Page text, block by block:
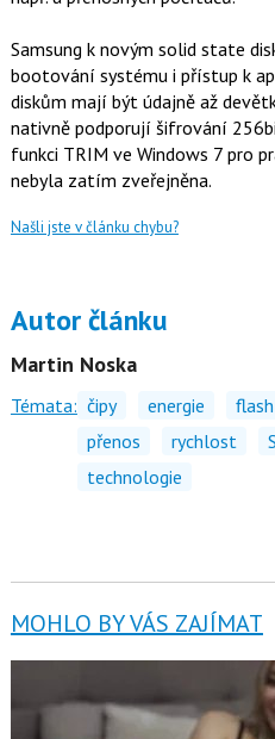
Samsung k novým solid state
bootování systému i přístup k
diskům mají být údajně až
nativně podporují šifrování
funkci TRIM ve Windows 7 pro
nebyla zatím zveřejněna.
Našli jste v článku chybu?
Autor článku
Martin Noska
Témata: čipy energie flash
přenos
rychlost
technologie
MOHLO BY VÁS ZAJÍMAT